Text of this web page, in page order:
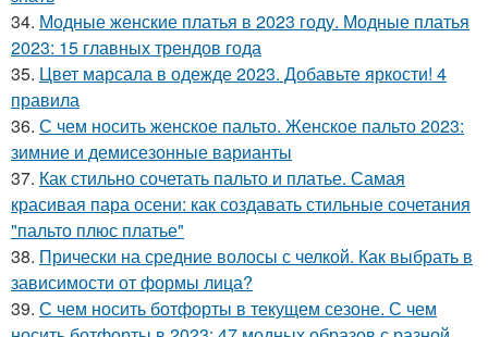
34. Модные женские платья в 2023 году. Модные платья
2023: 15 главных трендов года
35. Цвет марсала в одежде 2023. Добавьте яркости! 4
правила
36. С чем носить женское пальто. Женское пальто 2023:
зимние и демисезонные варианты
37. Как стильно сочетать пальто и платье. Самая
красивая пара осени: как создавать стильные сочетания
"пальто плюс платье"
38. Прически на средние волосы с челкой. Как выбрать в
зависимости от формы лица?
39. С чем носить ботфорты в текущем сезоне. С чем